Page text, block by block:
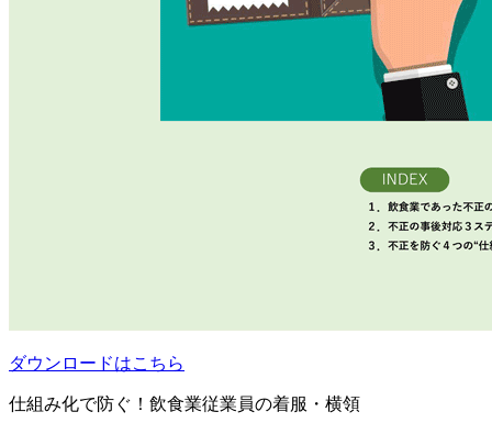
ダウンロードはこちら
仕組み化で防ぐ！飲食業従業員の着服・横領